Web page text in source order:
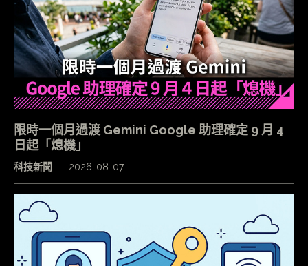
限時一個月過渡 Gemini Google 助理確定 9 月 4
日起「熄機」
科技新聞 2026-08-07